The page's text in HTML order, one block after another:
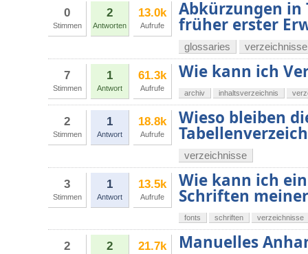
0
Stimmen
2
Antworten
13.0k
Aufrufe
Abkürzungen in
früher erster
glossaries verzeichnisse
7
Stimmen
1
Antwort
61.3k
Aufrufe
Wie kann ich
archiv inhaltsverzeichnis
2
Stimmen
1
Antwort
18.8k
Aufrufe
Wieso bleiben
verzeichnisse
3
Stimmen
1
Antwort
13.5k
Aufrufe
Wie kann ich
Schriften
fonts schriften verzeichnisse
2 2 21.7k Manuelles